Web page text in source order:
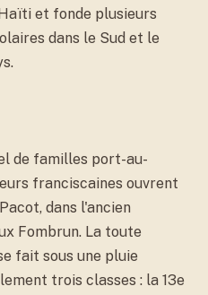
et fonde plusieurs
dans le Sud et le
de familles port-au-
franciscaines ouvrent
dans l'ancien
Fombrun. La toute
fait sous une pluie
trois classes : la 13e